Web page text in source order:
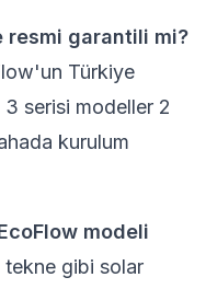
resmi garantili mi?
Türkiye
serisi modeller 2
kurulum
modeli
tekne gibi solar